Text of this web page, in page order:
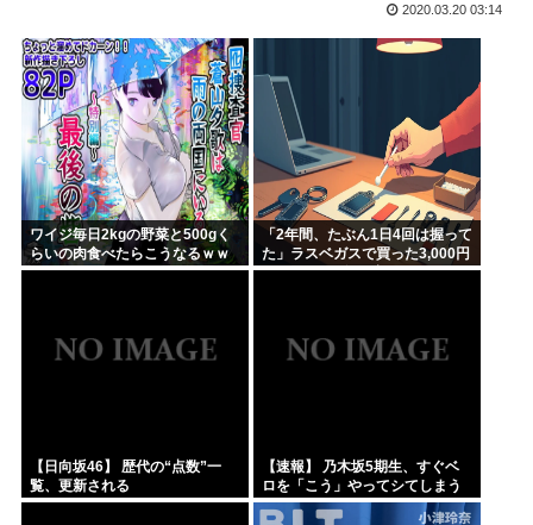
さもしい熊本県民「食事、ベッド、エアコン」を政府に切望。
韓国がサッカーの審判を買収したのはガチだった！ 審判を性...
【緊急速報】信用声優の羊宮妃那さん…
靖国神社、軍服コスプレでの参拝を禁止へ
【高市】トランプ「イランが核入手したら2分でイタリア滅亡...
ハンターハンター今何やってるかわからないWWW
2020.03.20 03:14
ワイジ毎日2kgの野菜と500gく
らいの肉食べたらこうなるｗｗ
ｗ
「2年間、たぶん1日4回は握って
た」ラスベガスで買った3,000円
のキーホルダーを調べたら
【日向坂46】 歴代の“点数”一
覧、更新される
【速報】 乃木坂5期生、すぐベ
ロを「こう」やってシてしまう
ｗｗｗｗｗｗ